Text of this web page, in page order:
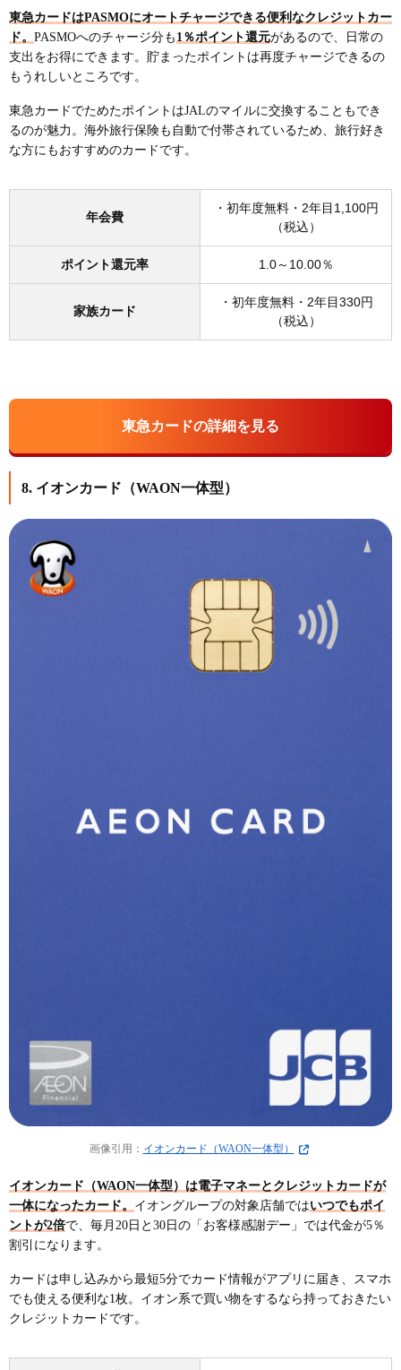
東急カードはPASMOにオートチャージできる便利なクレジットカー
ド。 PASMOへのチャージ分も 1％ポイント還元があるので、日常の
支出をお得にできます。貯まったポイントは再度チャージできるの
もうれしいところです。
東急カードでためたポイントはJALのマイルに交換することもでき
るのが魅力。海外旅行保険も自動で付帯されているため、旅行好き
な方にもおすすめのカードです。
年会費
・初年度無料・2年目1,100円
（税込）
ポイント還元率 1.0～10.00％
家族カード
・初年度無料・2年目330円
（税込）
東急カードの詳細を見る
8. イオンカード（WAON一体型）
画像引用： イオンカード（WAON一体型）
イオンカード（WAON一体型）は電子マネーとクレジットカードが
一体になったカード。 イオングループの対象店舗ではいつでもポイ
ントが2倍で、毎月20日と30日の「お客様感謝デー」では代金が5％
割引になります。
カードは申し込みから最短5分でカード情報がアプリに届き、スマホ
でも使える便利な1枚。イオン系で買い物をするなら持っておきたい
クレジットカードです。